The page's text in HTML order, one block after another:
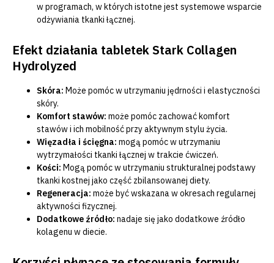
w programach, w których istotne jest systemowe wsparcie
odżywiania tkanki łącznej.
Efekt działania tabletek Stark Collagen
Hydrolyzed
Skóra: Może pomóc w utrzymaniu jędrności i elastyczności
skóry.
Komfort stawów: może pomóc zachować komfort
stawów i ich mobilność przy aktywnym stylu życia.
Więzadła i ścięgna: mogą pomóc w utrzymaniu
wytrzymałości tkanki łącznej w trakcie ćwiczeń.
Kości: Mogą pomóc w utrzymaniu strukturalnej podstawy
tkanki kostnej jako część zbilansowanej diety.
Regeneracja: może być wskazana w okresach regularnej
aktywności fizycznej.
Dodatkowe źródło: nadaje się jako dodatkowe źródło
kolagenu w diecie.